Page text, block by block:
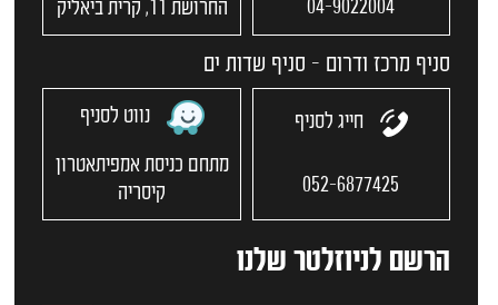
04-9022004
החרושת 11, קרית ביאליק
סניף מרכז ודרום - סניף שדות ים
חייג לסניף
052-6877425
נווט לסניף
מתחם כניסת אמפיתאטרון
קיסריה
הרשם לניוזלטר שלנו